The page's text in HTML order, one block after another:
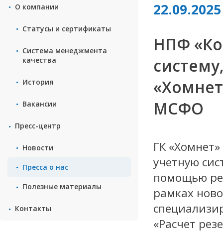
О компании
Статусы и сертификаты
Система менеджмента
качества
История
Вакансии
Пресс-центр
Новости
Пресса о нас
Полезные материалы
Контакты
22.09.2025
НПФ
МСФО
ГК
учетную
помощью
рамках
«Расчет